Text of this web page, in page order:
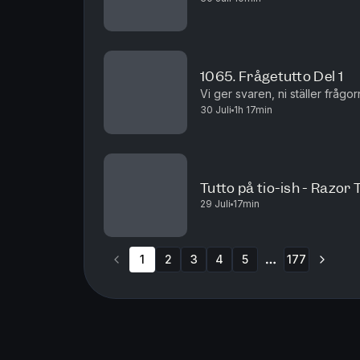
1065. Frågetutto Del 1
Vi ger svaren, ni ställer
30 Juli 1h 17min
Tutto på tio-ish - Razor
29 Juli 17min
1 2 3 4 5 177